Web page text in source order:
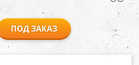
ПОД ЗАКАЗ